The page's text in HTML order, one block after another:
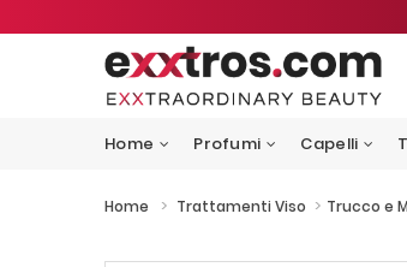
Home Profumi Capelli
Home > Trattamenti Viso > Trucco e